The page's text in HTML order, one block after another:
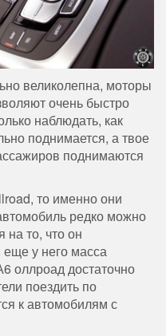
великолепна, моторы
очень быстро
наблюдать, как
поднимается, а твое
поднимаются
то именно они
редко можно
на то, что он
у него масса
оллроад достаточно
поездить по
к автомобилям с